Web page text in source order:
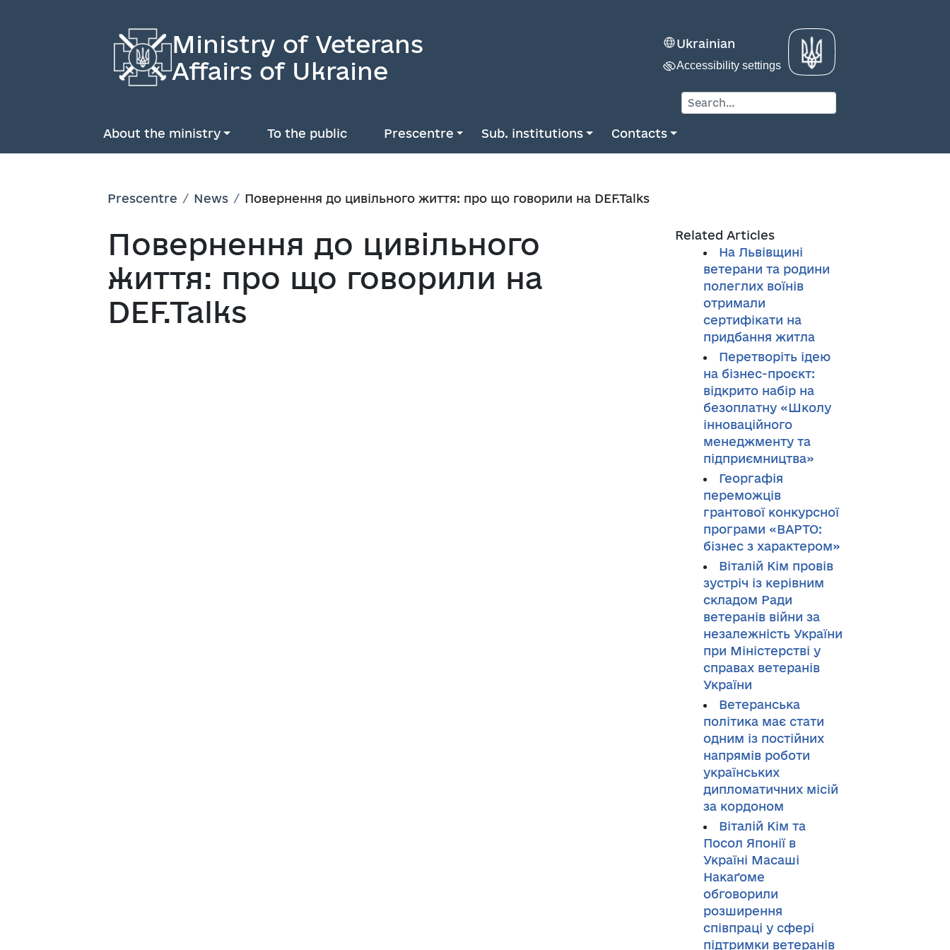
Ministry of Veterans
Affairs of Ukraine
Ukrainian
Accessibility settings
About the ministry To the public Prescentre Sub. institutions Contacts
Prescentre News Повернення до цивільного життя: про що говорили на DEF.Talks
Повернення до цивільного
життя: про що говорили на
DEF.Talks
Related Articles
На Львівщині
ветерани та родини
полеглих воїнів
отримали
сертифікати на
придбання житла
Перетворіть ідею
на бізнес-проєкт:
відкрито набір на
безоплатну «Школу
інноваційного
менеджменту та
підприємництва»
Георгафія
переможців
грантової конкурсної
програми «ВАРТО:
бізнес з характером»
Віталій Кім провів
зустріч із керівним
складом Ради
ветеранів війни за
незалежність України
при Міністерстві у
справах ветеранів
України
Ветеранська
політика має стати
одним із постійних
напрямів роботи
українських
дипломатичних місій
за кордоном
Віталій Кім та
Посол Японії в
Україні Масаші
Накаґоме
обговорили
розширення
співпраці у сфері
підтримки ветеранів